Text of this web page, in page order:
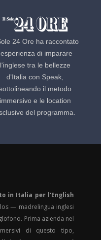
24 Ore ha raccontato
di imparare
l'inglese tra le bellezze
d'Italia con Speak,
il metodo
immersivo e le location
del programma.
in Italia per l'English
— madrelingua inglesi
Prima azienda nel
di questo tipo,